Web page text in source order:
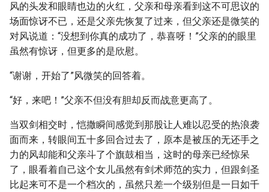
风的头发和眼睛也边的火红，父亲和母亲看到这不可思议的
场面惊讶不已，还是父亲先恢复了过来，但父亲还是微笑的
对风说道：“没想到你真的成功了，恭喜呀！”父亲的的眼里
虽然有惊讶，但更多的是欣慰。
“谢谢，开始了”风微笑的回答着。
“好，来吧！”父亲不但没有胆却反而战意更高了。
当双剑相交时，恺撒瞬间感觉到那股让人难以忍受的热浪袭
面而来，转眼间五十多回合过去了，原本是被压的无还手之
力的风却能和父亲斗了个旗鼓相当，这时的母亲已经惊呆
了，眼看着自己这个女儿虽然有剑术师范的实力，但跟剑圣
比起来可不是一个档次的，虽然只差一个级别但是一日如千